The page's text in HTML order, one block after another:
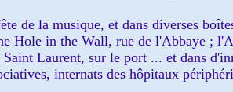
de la musique, et dans diverses
Hole in the Wall, rue de l'Abbaye ;
Laurent, sur le port ... et dans
internats des hôpitaux